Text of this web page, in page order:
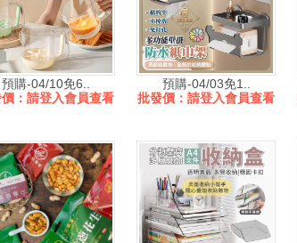
預購-04/10免6..
：請登入會員查看
預購-04/03免1..
批發價：請登入會員查看